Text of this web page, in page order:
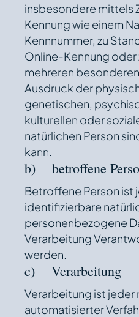
insbesondere mittels
Kennung wie einem
Kennnummer, zu
Online-Kennung oder
mehreren
Ausdruck der
genetischen,
kulturellen oder
natürlichen Person
kann.
b) betroffene
Betroffene Person
identifizierbare
personenbezogene
Verarbeitung
werden.
c) Verarbeitung
Verarbeitung ist jeder
automatisierter